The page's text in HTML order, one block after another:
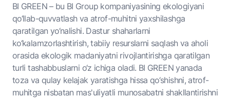
BI GREEN – bu BI Group kompaniyasining ekologiyani
qo‘llab-quvvatlash va atrof-muhitni yaxshilashga
qaratilgan yo‘nalishi. Dastur shaharlarni
ko‘kalamzorlashtirish, tabiiy resurslarni saqlash va aholi
orasida ekologik madaniyatni rivojlantirishga qaratilgan
turli tashabbuslarni o‘z ichiga oladi. BI GREEN yanada
toza va qulay kelajak yaratishga hissa qo‘shishni, atrof-
muhitga nisbatan mas'uliyatli munosabatni shakllantirishni